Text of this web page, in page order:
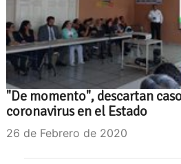
"De momento", descartan
coronavirus en el Estado
26 de Febrero de 2020